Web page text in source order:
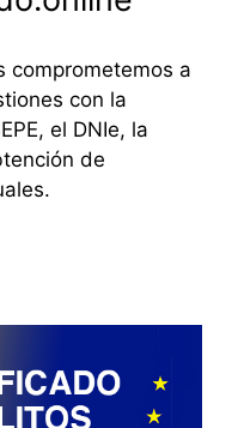
comprometemos a
con la
el DNIe, la
de